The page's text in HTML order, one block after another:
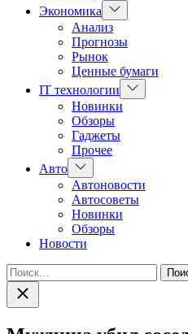
Экономика
Показать
подменю
Анализ
Прогнозы
Рынок
Ценные бумаги
IT технологии
Показать
подменю
Новинки
Обзоры
Гаджеты
Прочее
Авто Показать
подменю
Автоновости
Автосоветы
Новинки
Обзоры
Новости
Найти:
Закрыть
поиск